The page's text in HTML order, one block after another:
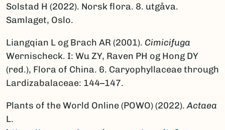
Solstad H (2022). Norsk flora. 8. utgåva.
Samlaget, Oslo.
Liangqian L og Brach AR (2001). Cimicifuga
Wernischeck. I: Wu ZY, Raven PH og Hong DY
(red.), Flora of China. 6. Caryophyllaceae through
Lardizabalaceae: 144–147.
Plants of the World Online (POWO) (2022).Actaea
L.